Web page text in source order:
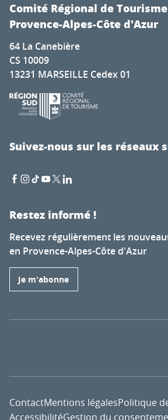
Comité Régional de Tourisme
Provence-Alpes-Côte d'Azur
64 La Canebière
CS 10009
13231 MARSEILLE Cedex 01
Suivez-nous sur les réseaux
Restez informé !
Recevez régulièrement les
en Provence-Alpes-Côte d'Azur
Je m'abonne
ContactMentions légalesPolitique
AccessibilitéGestion du